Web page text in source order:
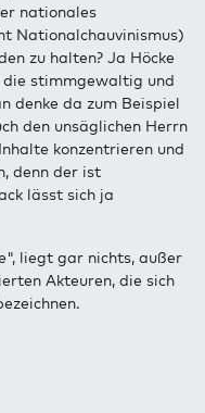
nationales
Nationalchauvinismus)
zu halten? Ja Höcke
die stimmgewaltig und
denke da zum Beispiel
den unsäglichen Herrn
konzentrieren und
denn der ist
lässt sich ja
liegt gar nichts, außer
Akteuren, die sich